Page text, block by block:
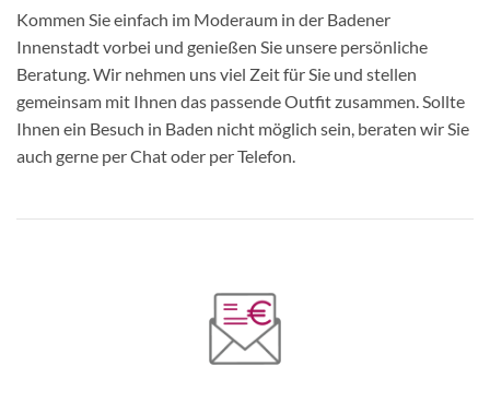
Kommen Sie einfach im Moderaum in der Badener
Innenstadt vorbei und genießen Sie unsere persönliche
Beratung. Wir nehmen uns viel Zeit für Sie und stellen
gemeinsam mit Ihnen das passende Outfit zusammen. Sollte
Ihnen ein Besuch in Baden nicht möglich sein, beraten wir Sie
auch gerne per Chat oder per Telefon.